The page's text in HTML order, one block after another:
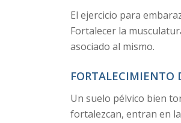
El ejercicio para
Fortalecer la
asociado al mismo.
FORTALECIMIENTO
Un suelo pélvico bien
fortalezcan, entran en